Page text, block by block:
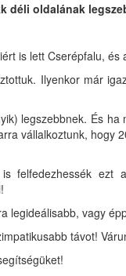
déli oldalának
is lett Cserépfalu, és
Ilyenkor már
legszebbnek. És
vállalkoztunk, hogy
felfedezhessék ezt
legideálisabb, vagy
távot!